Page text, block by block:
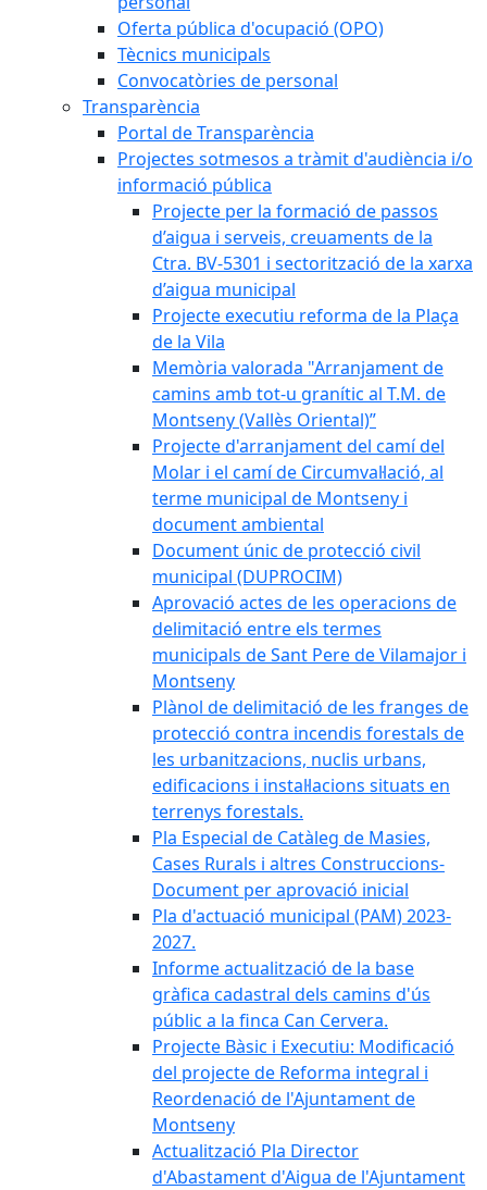
Oferta pública d'ocupació (OPO)
Tècnics municipals
Convocatòries de personal
Transparència
Portal de Transparència
Projectes sotmesos a tràmit d'audiència i/o
informació pública
Projecte per la formació de passos
d’aigua i serveis, creuaments de la
Ctra. BV-5301 i sectorització de la xarxa
d’aigua municipal
Projecte executiu reforma de la Plaça
de la Vila
Memòria valorada "Arranjament de
camins amb tot-u granític al T.M. de
Montseny (Vallès Oriental)”
Projecte d'arranjament del camí del
Molar i el camí de Circumval·lació, al
terme municipal de Montseny i
document ambiental
Document únic de protecció civil
municipal (DUPROCIM)
Aprovació actes de les operacions de
delimitació entre els termes
municipals de Sant Pere de Vilamajor i
Montseny
Plànol de delimitació de les franges de
protecció contra incendis forestals de
les urbanitzacions, nuclis urbans,
edificacions i instal·lacions situats en
terrenys forestals.
Pla Especial de Catàleg de Masies,
Cases Rurals i altres Construccions-
Document per aprovació inicial
Pla d'actuació municipal (PAM) 2023-
2027.
Informe actualització de la base
gràfica cadastral dels camins d'ús
públic a la finca Can Cervera.
Projecte Bàsic i Executiu: Modificació
del projecte de Reforma integral i
Reordenació de l'Ajuntament de
Montseny
Actualització Pla Director
d'Abastament d'Aigua de l'Ajuntament